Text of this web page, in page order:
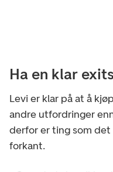
Ha en klar
Levi er klar på at å
andre utfordringer
derfor er ting som det
forkant.